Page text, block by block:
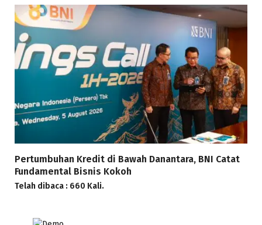
Pertumbuhan Kredit di Bawah Danantara, BNI Catat
Fundamental Bisnis Kokoh
Telah dibaca : 660 Kali.